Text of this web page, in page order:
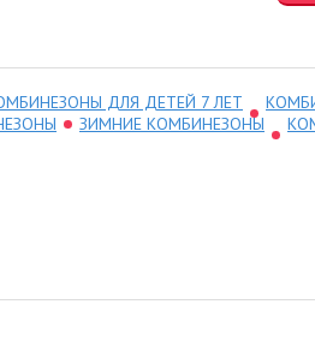
ДЛЯ ДЕТЕЙ 7 ЛЕТ
ЗИМНИЕ КОМБИНЕЗОНЫ